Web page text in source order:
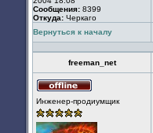
Сообщения: 8399
Откуда: Черкаго
Вернуться к началу
freeman_net
в
Инженер-продиумщик